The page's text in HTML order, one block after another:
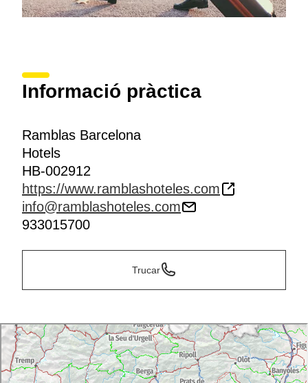
Informació pràctica
Ramblas Barcelona
Hotels
HB-002912
https://www.ramblashoteles.com
info@ramblashoteles.com
933015700
Trucar